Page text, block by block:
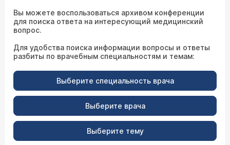
Вы можете воспользоваться архивом конференции
для поиска ответа на интересующий медицинский
вопрос.
Для удобства поиска информации вопросы и ответы
разбиты по врачебным специальностям и темам:
Выберите специальность врача
Выберите врача
Выберите тему